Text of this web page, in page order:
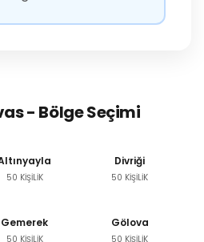
- Bölge Seçimi
50 KİŞİLİK
Divriği
50 KİŞİLİK
Gemerek
50 KİŞİLİK
Gölova
50 KİŞİLİK